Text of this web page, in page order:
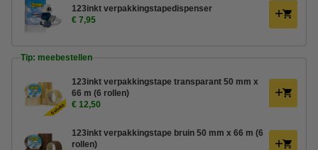
123inkt verpakkingstapedispenser
€ 7,95
Tip: meebestellen
123inkt verpakkingstape transparant 50 mm x
66 m (6 rollen)
€ 12,50
123inkt verpakkingstape bruin 50 mm x 66 m (6
rollen)